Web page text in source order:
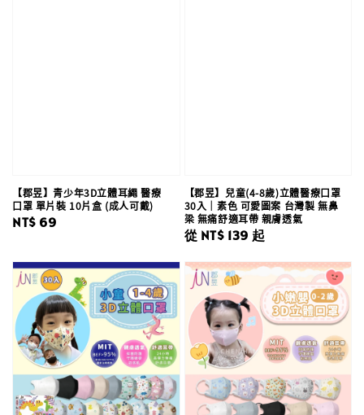
【郡昱】青少年3D立體耳繩 醫療
口罩 單片裝 10片盒 (成人可戴)
Regular
NT$ 69
【郡昱】兒童(4-8歲)立體醫療口罩
30入｜素色 可愛圖案 台灣製 無鼻
梁 無痛舒適耳帶 親膚透氣
Regular
從 NT$ 139 起